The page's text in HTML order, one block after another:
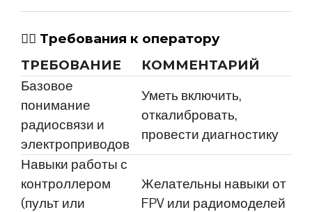
🧑‍✈️ Требования к оператору
ТРЕБОВАНИЕ
КОММЕНТАРИЙ
Базовое
понимание
радиосвязи и
электроприводов
Уметь включить,
откалибровать,
провести диагностику
Навыки работы с
контроллером
(пульт или
Желательны навыки от
FPV или радиомоделей